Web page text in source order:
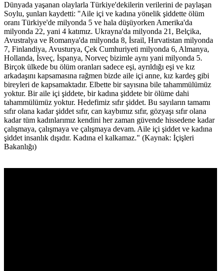
Dünyada yaşanan olaylarla Türkiye'dekilerin verilerini de paylaşan
Soylu, şunları kaydetti: "Aile içi ve kadına yönelik şiddette ölüm
oranı Türkiye'de milyonda 5 ve hala düşüyorken Amerika'da
milyonda 22, yani 4 katımız. Ukrayna'da milyonda 21, Belçika,
Avustralya ve Romanya'da milyonda 8, İsrail, Hırvatistan milyonda
7, Finlandiya, Avusturya, Çek Cumhuriyeti milyonda 6, Almanya,
Hollanda, İsveç, İspanya, Norveç bizimle aynı yani milyonda 5.
Birçok ülkede bu ölüm oranları sadece eşi, ayrıldığı eşi ve kız
arkadaşını kapsamasına rağmen bizde aile içi anne, kız kardeş gibi
bireyleri de kapsamaktadır. Elbette bir sayısına bile tahammülümüz
yoktur. Bir aile içi şiddete, bir kadına şiddete bir ölüme dahi
tahammülümüz yoktur. Hedefimiz sıfır şiddet. Bu sayıların tamamı
sıfır olana kadar şiddet sıfır, can kaybımız sıfır, gözyaşı sıfır olana
kadar tüm kadınlarımız kendini her zaman güvende hissedene kadar
çalışmaya, çalışmaya ve çalışmaya devam. Aile içi şiddet ve kadına
şiddet insanlık dışıdır. Kadına el kalkamaz." (Kaynak: İçişleri
Bakanlığı)